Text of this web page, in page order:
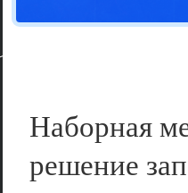
Наборная
решение